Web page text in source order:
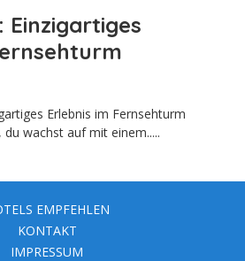
Einzigartiges
Erlebnis im Fernsehturm
wachst auf mit einem.....
EMPFEHLEN
KONTAKT
IMPRESSUM